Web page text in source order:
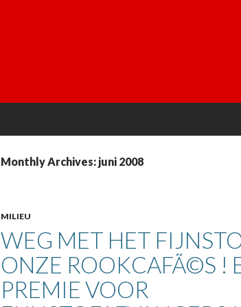
Monthly Archives: juni 2008
MILIEU
WEG MET HET
ONZE ROOKCAFÃ©S !
PREMIE VOOR